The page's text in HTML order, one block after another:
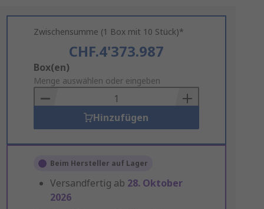
Zwischensumme (1 Box mit 10 Stück)*
CHF.4'373.987
Add
to
Basket
Box(en)
Menge auswählen oder eingeben
Hinzufügen
Beim Hersteller auf Lager
Versandfertig ab 28. Oktober
2026